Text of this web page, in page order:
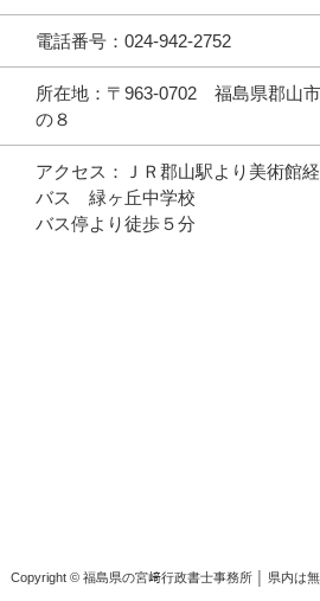
電話番号：024-942-2752
所在地：〒963-0702 福島県郡山
の８
アクセス：ＪＲ郡山駅より美術館
バス 緑ヶ丘中学校
バス停より徒歩５分
Copyright © 福島県の宮﨑行政書士事務所 │ 県内は